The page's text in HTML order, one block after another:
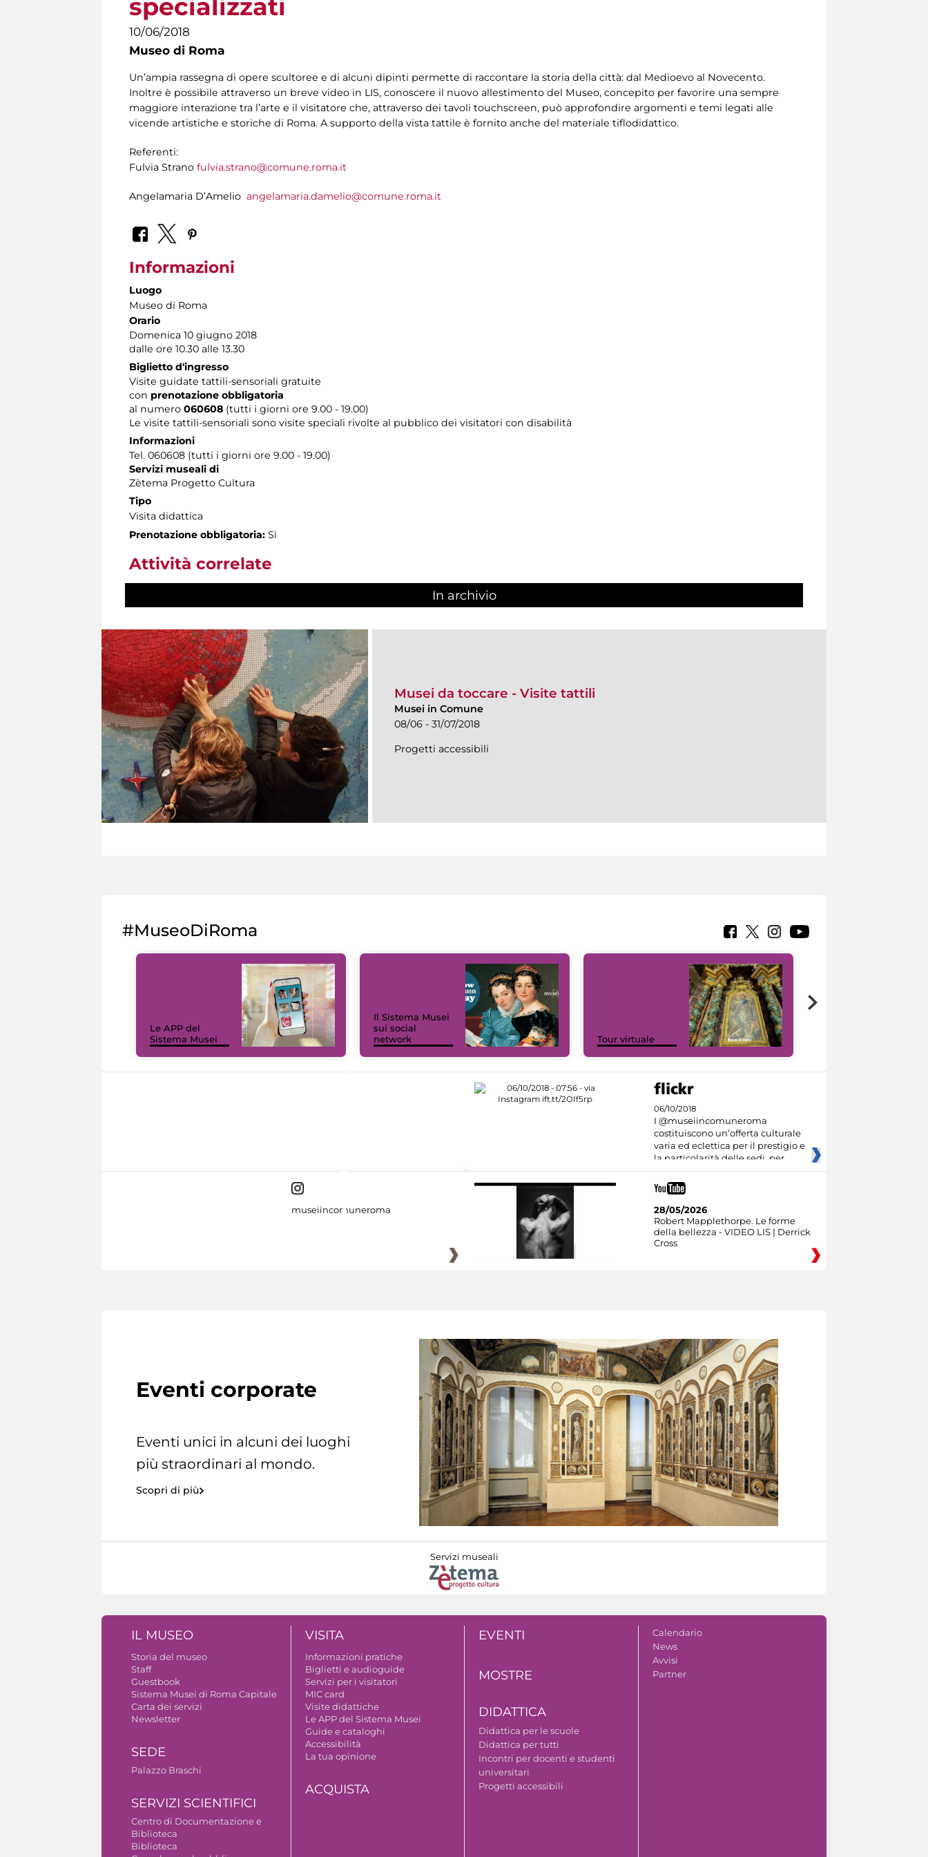
specializzati
10/06/2018
Museo di Roma
Un’ampia rassegna di opere scultoree e di alcuni dipinti permette di raccontare la storia della città: dal Medioevo al Novecento.
Inoltre è possibile attraverso un breve video in LIS, conoscere il nuovo allestimento del Museo, concepito per favorire una sempre
maggiore interazione tra l’arte e il visitatore che, attraverso dei tavoli touchscreen, può approfondire argomenti e temi legati alle
vicende artistiche e storiche di Roma. A supporto della vista tattile è fornito anche del materiale tiflodidattico.
Referenti:
Fulvia Strano fulvia.strano@comune.roma.it
Angelamaria D’Amelio angelamaria.damelio@comune.roma.it
Informazioni
Luogo
Museo di Roma
Orario
Domenica 10 giugno 2018
dalle ore 10.30 alle 13.30
Biglietto d'ingresso
Visite guidate tattili-sensoriali gratuite
con prenotazione obbligatoria
al numero 060608 (tutti i giorni ore 9.00 - 19.00)
Le visite tattili-sensoriali sono visite speciali rivolte al pubblico dei visitatori con disabilità
Informazioni
Tel. 060608 (tutti i giorni ore 9.00 - 19.00)
Servizi museali di
Zètema Progetto Cultura
Tipo
Visita didattica
Prenotazione obbligatoria: Sì
Attività correlate
In archivio
Musei da toccare - Visite tattili
Musei in Comune
08/06 - 31/07/2018
Progetti accessibili
#MuseoDiRoma
Le APP del
Sistema Musei
Il Sistema Musei
sui social
network
Tour virtuale
06/10/2018
I @museiincomuneroma
costituiscono un’offerta culturale
varia ed eclettica per il prestigio e
la particolarità delle sedi, per
museiincomuneroma
28/05/2026
Robert Mapplethorpe. Le forme
della bellezza - VIDEO LIS | Derrick
Cross
Eventi corporate
Eventi unici in alcuni dei luoghi
più straordinari al mondo.
Scopri di più
Servizi museali
IL MUSEO
Storia del museo
Staff
Guestbook
Sistema Musei di Roma Capitale
Carta dei servizi
Newsletter
SEDE
Palazzo Braschi
SERVIZI SCIENTIFICI
Centro di Documentazione e
Biblioteca
Biblioteca
VISITA
Informazioni pratiche
Biglietti e audioguide
Servizi per i visitatori
MIC card
Visite didattiche
Le APP del Sistema Musei
Guide e cataloghi
Accessibilità
La tua opinione
ACQUISTA
EVENTI
MOSTRE
DIDATTICA
Didattica per le scuole
Didattica per tutti
Incontri per docenti e studenti
universitari
Progetti accessibili
Calendario
News
Avvisi
Partner